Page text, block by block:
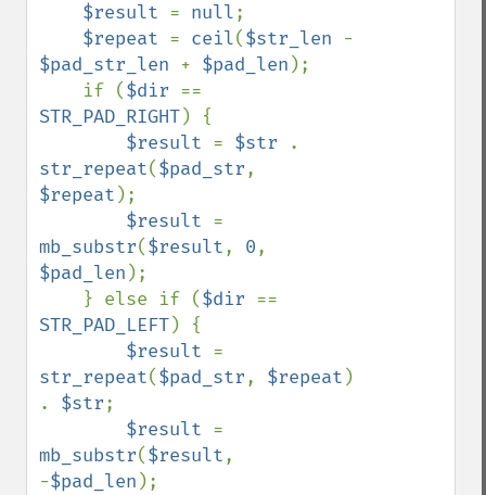
$result = null;
$repeat = ceil($str_len
$pad_str_len + $pad_len );
    if (
$dir
STR_PAD_RIGHT) {
$result = $str
str_repeat($pad_str
$repeat );
$result
mb_substr($result, 0
$pad_len );
    } else if (
$dir
STR_PAD_LEFT) {
$result
str_repeat($pad_str, $repeat )
. $str;
$result
mb_substr($result,
-$pad_len );